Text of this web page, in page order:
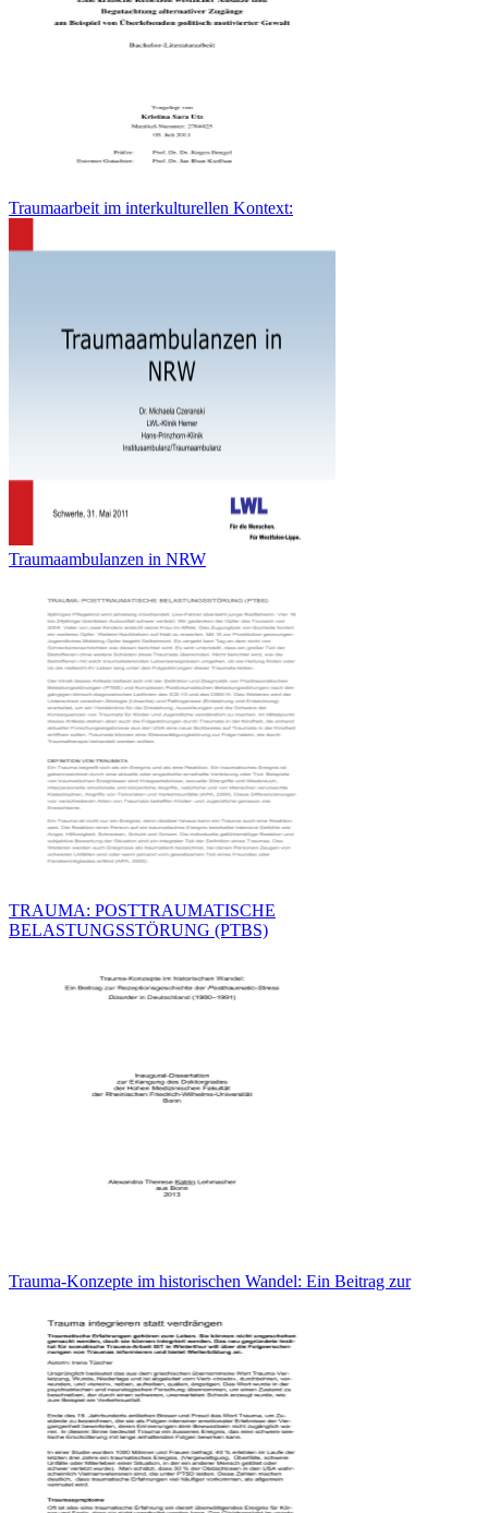
Traumaarbeit im interkulturellen Kontext:
Traumaambulanzen in NRW
TRAUMA: POSTTRAUMATISCHE
BELASTUNGSSTÖRUNG (PTBS)
Trauma-Konzepte im historischen Wandel: Ein Beitrag zur